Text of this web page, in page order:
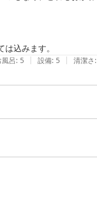
込みます。
呂: 5 | 設備: 5 | 清潔さ: